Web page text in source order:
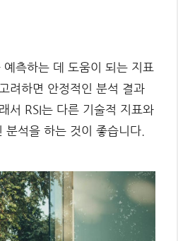
예측하는 데 도움이 되는 지표
려하면 안정적인 분석 결과
서 RSI는 다른 기술적 지표와
분석을 하는 것이 좋습니다.